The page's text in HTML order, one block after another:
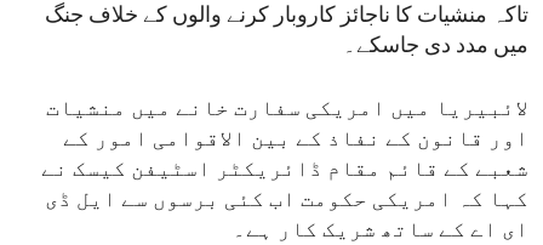
تاکہ منشیات کا ناجائز کاروبار کرنے والوں کے خلاف جنگ
میں مدد دی جاسکے۔
لائبیریا میں امریکی سفارت خانے میں منشیات
اور قانون کے نفاذ کے بین الاقوامی امور کے
شعبے کے قائم مقام ڈائریکٹر اسٹیفن کیسک نے
کہا کہ امریکی حکومت اب کئی برسوں سے ایل ڈی
ای اے کے ساتھ شریک کار ہے۔